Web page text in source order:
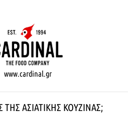
www.cardinal.gr
ΤΗΣ ΑΣΙΑΤΙΚΉΣ ΚΟΥΖΊΝΑΣ;